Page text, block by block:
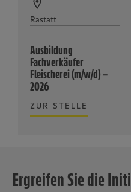
Rastatt
Ausbildung
Fachverkäufer
Fleischerei (m/w/d) –
2026
ZUR STELLE
Ergreifen Sie die